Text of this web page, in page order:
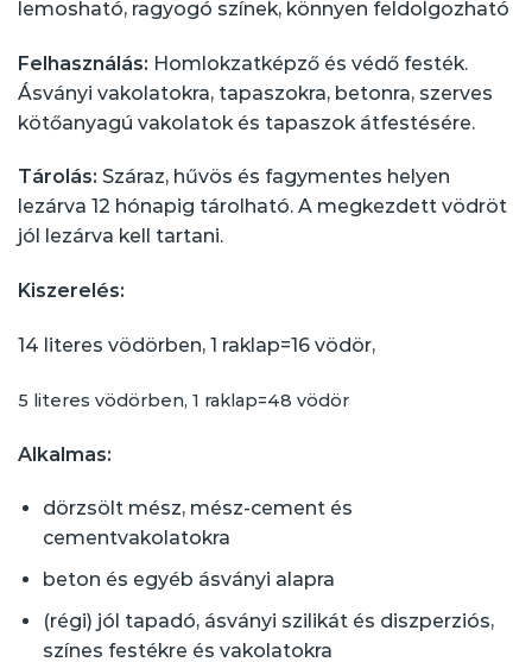
lemosható, ragyogó színek, könnyen feldolgozható
Felhasználás: Homlokzatképző és védő festék.
Ásványi vakolatokra, tapaszokra, betonra, szerves
kötőanyagú vakolatok és tapaszok átfestésére.
Tárolás: Száraz, hűvös és fagymentes helyen
lezárva 12 hónapig tárolható. A megkezdett vödröt
jól lezárva kell tartani.
Kiszerelés:
14 literes vödörben, 1 raklap=16 vödör,
5 literes vödörben, 1 raklap=48 vödör
Alkalmas:
dörzsölt mész, mész-cement és
cementvakolatokra
beton és egyéb ásványi alapra
(régi) jól tapadó, ásványi szilikát és diszperziós,
színes festékre és vakolatokra